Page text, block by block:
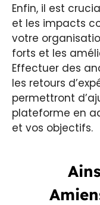
Enfin, il est
et les impacts
votre
forts et les
Effectuer des
les retours
permettront
plateforme en
et vos objectifs.